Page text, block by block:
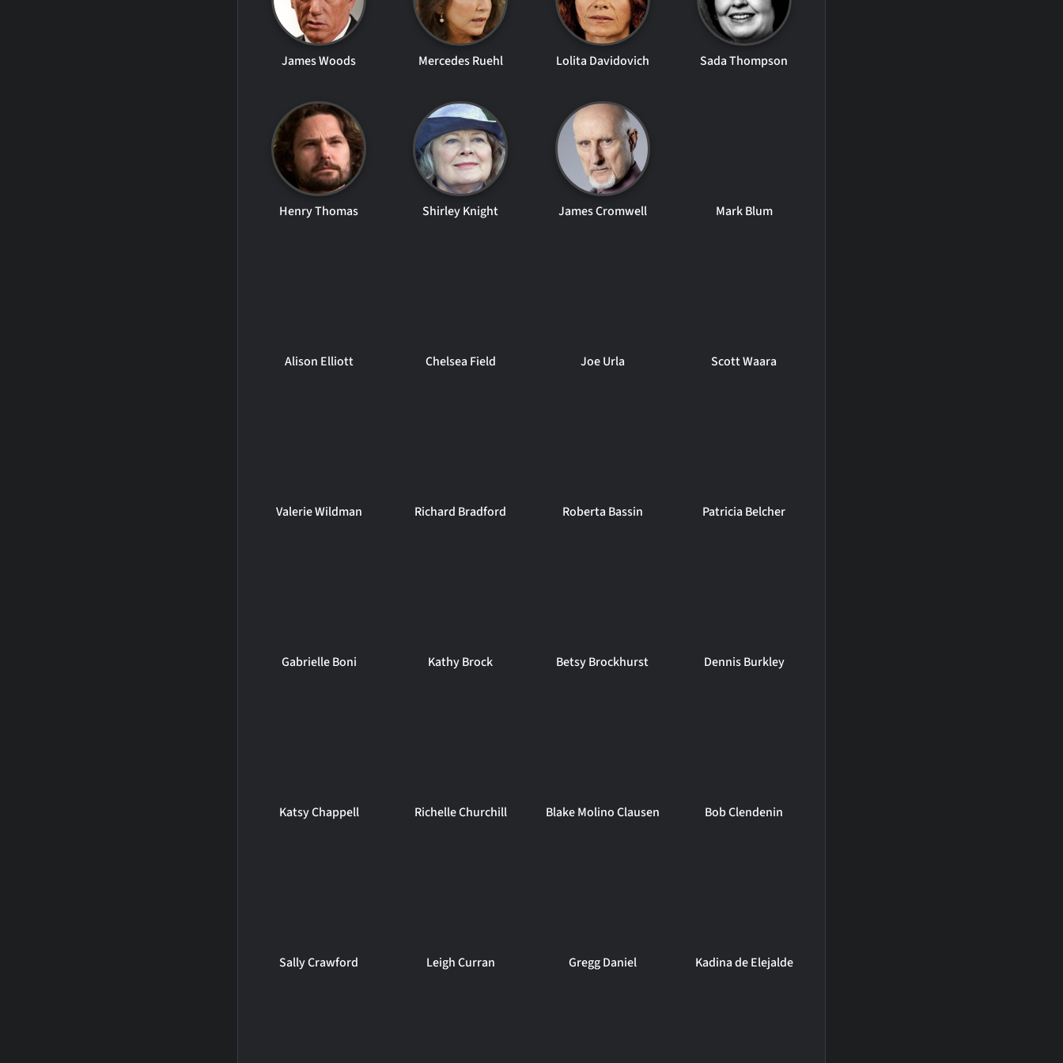
James Woods Mercedes Ruehl Lolita Davidovich Sada Thompson
Henry Thomas Shirley Knight James Cromwell Mark Blum
Alison Elliott Chelsea Field Joe Urla Scott Waara
Valerie Wildman Richard Bradford Roberta Bassin Patricia Belcher
Gabrielle Boni Kathy Brock Betsy Brockhurst Dennis Burkley
Katsy Chappell Richelle Churchill Blake Molino Clausen Bob Clendenin
Sally Crawford Leigh Curran Gregg Daniel Kadina de Elejalde